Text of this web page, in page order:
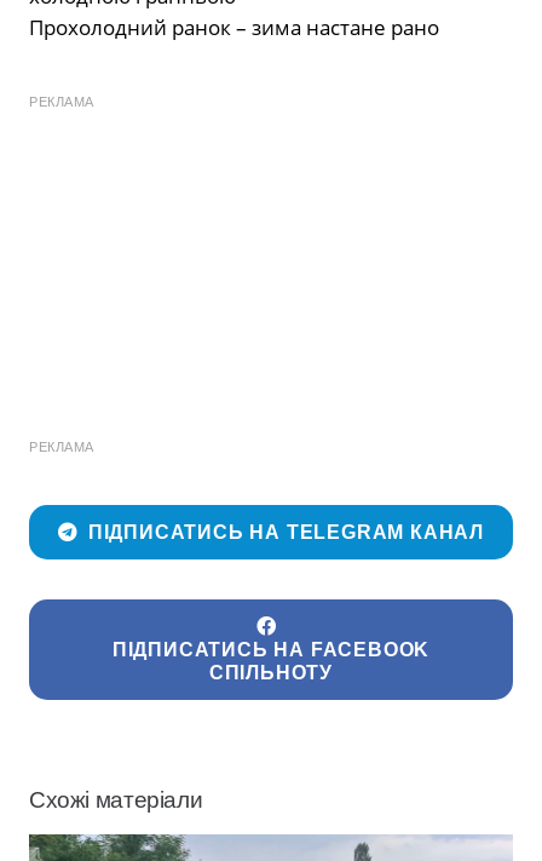
Прохолодний ранок – зима настане рано
РЕКЛАМА
РЕКЛАМА
ПІДПИСАТИСЬ НА TELEGRAM КАНАЛ
ПІДПИСАТИСЬ НА FACEBOOK
СПІЛЬНОТУ
Схожі матеріали